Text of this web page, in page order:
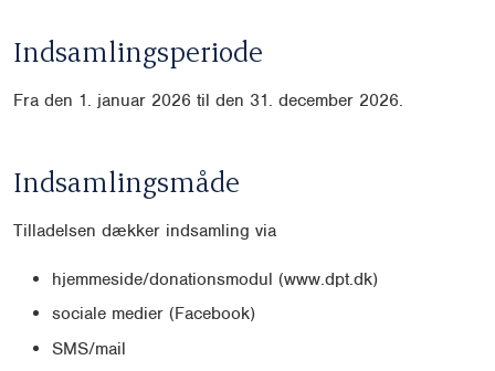
Indsamlingsperiode
Fra den 1. januar 2026 til den 31. december 2026.
Indsamlingsmåde
Tilladelsen dækker indsamling via
hjemmeside/donationsmodul (www.dpt.dk)
sociale medier (Facebook)
SMS/mail